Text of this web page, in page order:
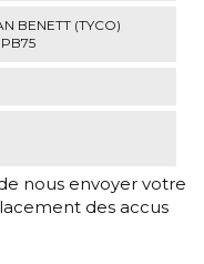
BENETT (TYCO)
nous envoyer votre
des accus